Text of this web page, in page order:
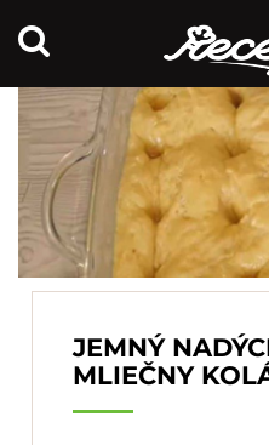
JEMNÝ
MLIEČNY